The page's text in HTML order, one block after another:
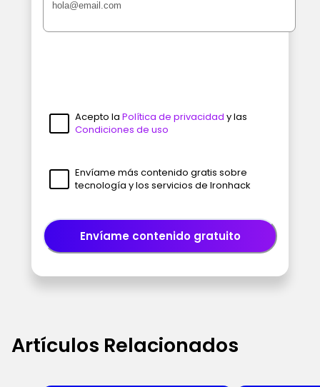
Acepto la Política de privacidad y las
Condiciones de uso
Envíame más contenido gratis sobre
tecnología y los servicios de Ironhack
Envíame contenido gratuito
Artículos Relacionados